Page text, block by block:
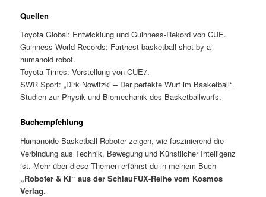
Quellen
Toyota Global: Entwicklung und Guinness-Rekord von CUE.
Guinness World Records: Farthest basketball shot by a
humanoid robot.
Toyota Times: Vorstellung von CUE7.
SWR Sport: „Dirk Nowitzki – Der perfekte Wurf im Basketball“.
Studien zur Physik und Biomechanik des Basketballwurfs.
Buchempfehlung
Humanoide Basketball-Roboter zeigen, wie faszinierend die
Verbindung aus Technik, Bewegung und Künstlicher Intelligenz
ist. Mehr über diese Themen erfährst du in meinem Buch
„Roboter & KI“ aus der SchlauFUX-Reihe vom Kosmos
Verlag.